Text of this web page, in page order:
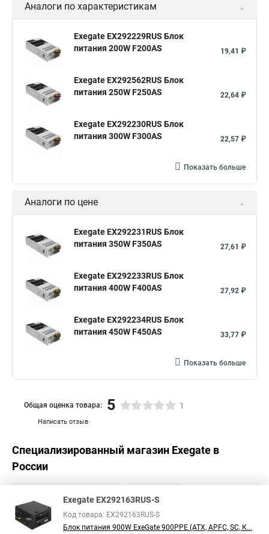
Аналоги по характеристикам
Exegate EX292229RUS Блок
питания 200W F200AS
19,41 ₽
Exegate EX292562RUS Блок
питания 250W F250AS
22,64 ₽
Exegate EX292230RUS Блок
питания 300W F300AS
22,57 ₽
Показать больше
Аналоги по цене
Exegate EX292231RUS Блок
питания 350W F350AS
27,61 ₽
Exegate EX292233RUS Блок
питания 400W F400AS
27,92 ₽
Exegate EX292234RUS Блок
питания 450W F450AS
33,77 ₽
Показать больше
Написать отзыв
Общая оценка товара: 5 1
Специализированный магазин Exegate в
России
Exegate EX292163RUS-S
Код товара: EX292163RUS-S
Блок питания 900W ExeGate 900PPE (ATX, APFC, SC, К...